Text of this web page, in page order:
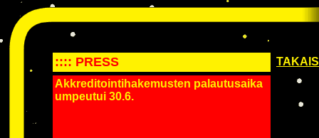
:::: PRESS
Akkreditointihakemusten palautusaika
umpeutui 30.6.